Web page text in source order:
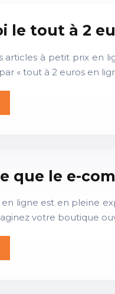
le tout à 2
articles à petit prix en
« tout à 2 euros en
que le e-
ligne est en pleine
votre boutique